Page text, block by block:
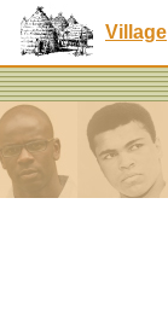
Village